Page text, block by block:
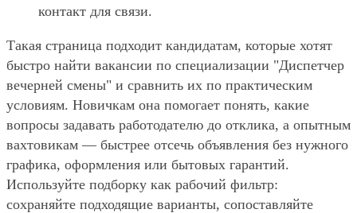
контакт для связи.
Такая страница подходит кандидатам, которые хотят
быстро найти вакансии по специализации "Диспетчер
вечерней смены" и сравнить их по практическим
условиям. Новичкам она помогает понять, какие
вопросы задавать работодателю до отклика, а опытным
вахтовикам — быстрее отсечь объявления без нужного
графика, оформления или бытовых гарантий.
Используйте подборку как рабочий фильтр:
сохраняйте подходящие варианты, сопоставляйте